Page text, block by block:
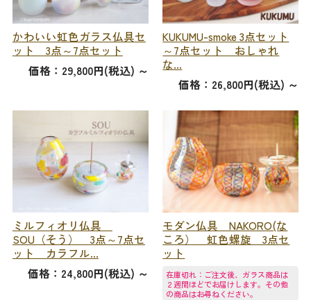
かわいい虹色ガラス仏具セ
ット 3点～7点セット
価格：29,800円(税込) ～
KUKUMU-smoke 3点セット
～7点セット おしゃれ
な...
価格：26,800円(税込) ～
ミルフィオリ仏具
SOU（そう） 3点～7点セ
ット カラフル...
価格：24,800円(税込) ～
モダン仏具 NAKORO(な
ころ） 虹色螺旋 3点セ
ット
在庫切れ：ご注文後、ガラス商品は
２週間ほどでお届けします。その他
の商品はお尋ねください。